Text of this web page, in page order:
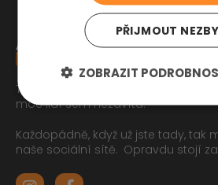
Tak jste se pročetli až sem dolu jo?
moc lidí sem nezavítá.
Každopádně, když už jste tady, tak
naše sociální sítě. Opravdu stojí
Sleva
PŘIJMOUT
ZOBRAZIT